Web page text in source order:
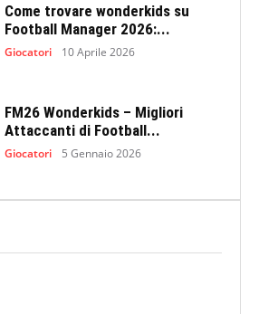
Come trovare wonderkids su
Football Manager 2026:...
Giocatori 10 Aprile 2026
FM26 Wonderkids – Migliori
Attaccanti di Football...
Giocatori 5 Gennaio 2026